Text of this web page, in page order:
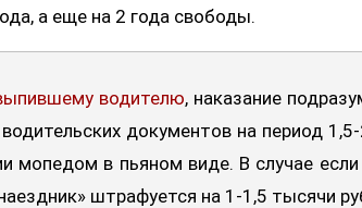
а еще на 2 года свободы.
водителю, наказание
документов на период 1,5-
мопедом в пьяном виде. В случае если
штрафуется на 1-1,5 тысячи